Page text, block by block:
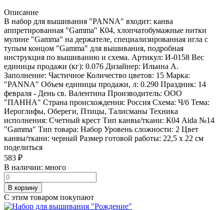
Описание
В набор для вышивания "PANNA" входит: канва
аппретированная "Gamma" К04, хлопчатобумажные нитки
мулине "Gamma" на держателе, специализированная игла с
тупым концом "Gamma" для вышивания, подробная
инструкция по вышиванию и схема. Артикул: И-0158 Вес
единицы продажи (кг): 0.076 Дизайнер: Ильина А.
Заполнение: Частичное Количество цветов: 15 Марка:
"PANNA" Объем единицы продажи, л: 0.290 Праздник: 14
февраля - День св. Валентина Производитель: ООО
"ПАННА" Страна происхождения: Россия Схема: Ч/б Тема:
Иероглифы, Обереги, Птицы, Талисманы Техника
исполнения: Счетный крест Тип канвы/ткани: К04 Aida №14
"Gamma" Тип товара: Набор Уровень сложности: 2 Цвет
канвы/ткани: черный Размер готовой работы: 22,5 x 22 см
поделиться
583 ₽
В наличии: много
В корзину
С этим товаром покупают